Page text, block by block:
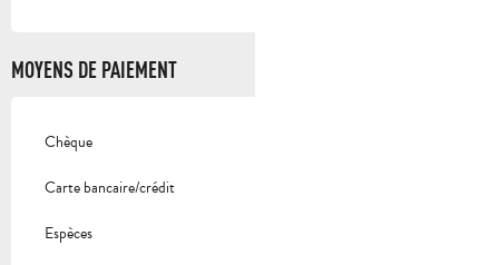
MOYENS DE PAIEMENT
Chèque
Carte bancaire/crédit
Espèces